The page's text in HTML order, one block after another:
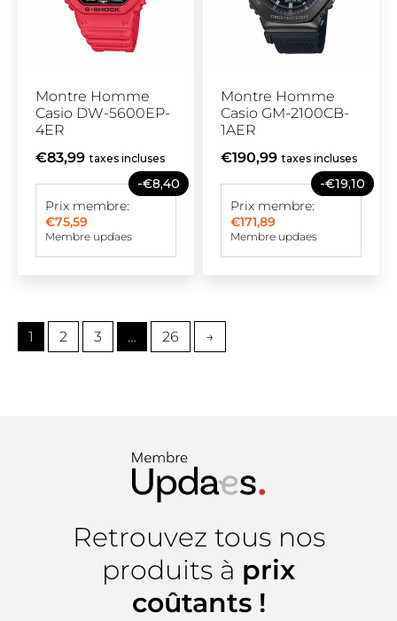
Montre Homme
Casio DW-5600EP-
4ER
€83,99 taxes incluses
-€8,40
Prix membre:
€75,59
Membre updaes
Montre Homme
Casio GM-2100CB-
1AER
€190,99 taxes incluses
-€19,10
Prix membre:
€171,89
Membre updaes
1 2 3 … 26 →
Retrouvez tous nos
produits à prix
coûtants !